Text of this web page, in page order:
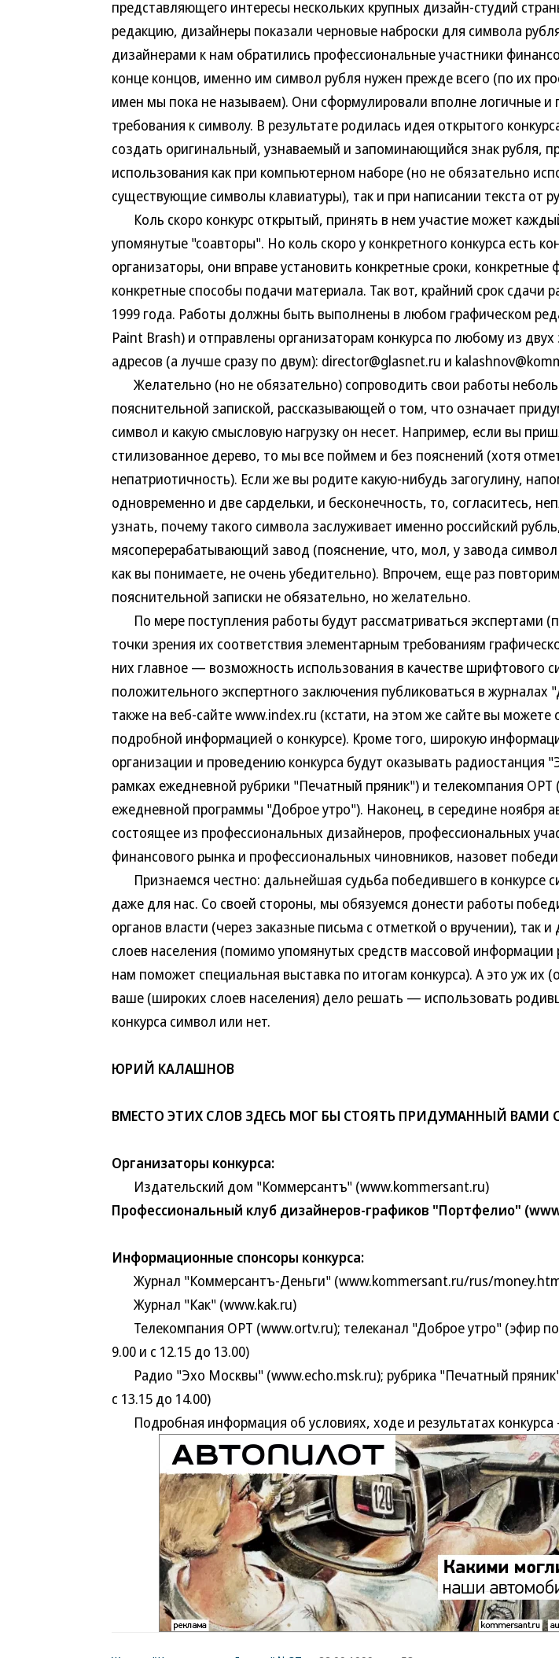
представляющего интересы нескольких крупных дизайн-студий
редакцию, дизайнеры показали черновые наброски для символа
дизайнерами к нам обратились профессиональные участники
конце концов, именно им символ рубля нужен прежде всего (по их
имен мы пока не называем). Они сформулировали вполне логичные и
требования к символу. В результате родилась идея открытого
создать оригинальный, узнаваемый и запоминающийся знак рубля,
использования как при компьютерном наборе (но не обязательно
существующие символы клавиатуры), так и при написании текста от
Коль скоро конкурс открытый, принять в нем участие может
упомянутые "соавторы". Но коль скоро у конкретного конкурса есть
организаторы, они вправе установить конкретные сроки, конкретные
конкретные способы подачи материала. Так вот, крайний срок сдачи
1999 года. Работы должны быть выполнены в любом графическом
Paint Brash) и отправлены организаторам конкурса по любому из двух
адресов (а лучше сразу по двум): director@glasnet.ru и
Желательно (но не обязательно) сопроводить свои работы
пояснительной запиской, рассказывающей о том, что означает
символ и какую смысловую нагрузку он несет. Например, если вы
стилизованное дерево, то мы все поймем и без пояснений (хотя
непатриотичность). Если же вы родите какую-нибудь загогулину,
одновременно и две сардельки, и бесконечность, то, согласитесь,
узнать, почему такого символа заслуживает именно российский
мясоперерабатывающий завод (пояснение, что, мол, у завода символ
как вы понимаете, не очень убедительно). Впрочем, еще раз
пояснительной записки не обязательно, но желательно.
По мере поступления работы будут рассматриваться экспертами
точки зрения их соответствия элементарным требованиям
них главное — возможность использования в качестве шрифтового
положительного экспертного заключения публиковаться в журналах
также на веб-сайте www.index.ru (кстати, на этом же сайте вы можете
подробной информацией о конкурсе). Кроме того, широкую
организации и проведению конкурса будут оказывать радиостанция
рамках ежедневной рубрики "Печатный пряник") и телекомпания ОРТ
ежедневной программы "Доброе утро"). Наконец, в середине ноября
состоящее из профессиональных дизайнеров, профессиональных
финансового рынка и профессиональных чиновников, назовет
Признаемся честно: дальнейшая судьба победившего в конкурсе
даже для нас. Со своей стороны, мы обязуемся донести работы
органов власти (через заказные письма с отметкой о вручении), так
слоев населения (помимо упомянутых средств массовой информации
нам поможет специальная выставка по итогам конкурса). А это уж их
ваше (широких слоев населения) дело решать — использовать
конкурса символ или нет.
ЮРИЙ КАЛАШНОВ
ВМЕСТО ЭТИХ СЛОВ ЗДЕСЬ МОГ БЫ СТОЯТЬ ПРИДУМАННЫЙ ВАМИ
Организаторы конкурса:
Издательский дом "Коммерсантъ" (www.kommersant.ru)
Профессиональный клуб дизайнеров-графиков "Портфелио"
Информационные спонсоры конкурса:
Журнал "Коммерсантъ-Деньги" (www.kommersant.ru/rus/
Журнал "Как" (www.kak.ru)
Телекомпания ОРТ (www.ortv.ru); телеканал "Доброе утро" (эфир
9.00 и с 12.15 до 13.00)
Радио "Эхо Москвы" (www.echo.msk.ru); рубрика "Печатный
с 13.15 до 14.00)
Подробная информация об условиях, ходе и результатах